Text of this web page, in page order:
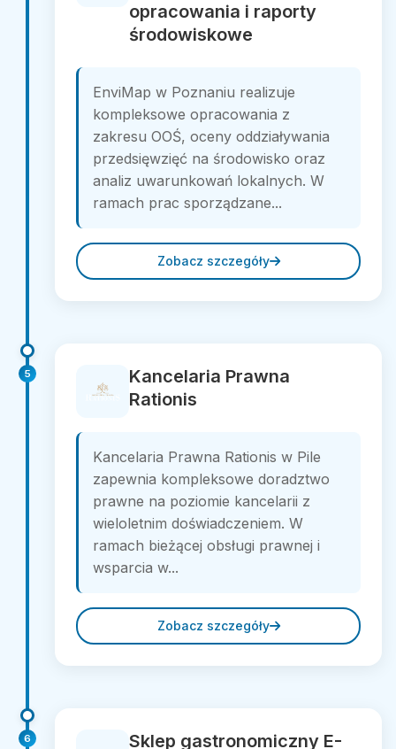
opracowania i raporty
środowiskowe
EnviMap w Poznaniu realizuje
kompleksowe opracowania z
zakresu OOŚ, oceny oddziaływania
przedsięwzięć na środowisko oraz
analiz uwarunkowań lokalnych. W
ramach prac sporządzane...
Zobacz szczegóły
5
Kancelaria Prawna
Rationis
Kancelaria Prawna Rationis w Pile
zapewnia kompleksowe doradztwo
prawne na poziomie kancelarii z
wieloletnim doświadczeniem. W
ramach bieżącej obsługi prawnej i
wsparcia w...
Zobacz szczegóły
6 Sklep gastronomiczny E-